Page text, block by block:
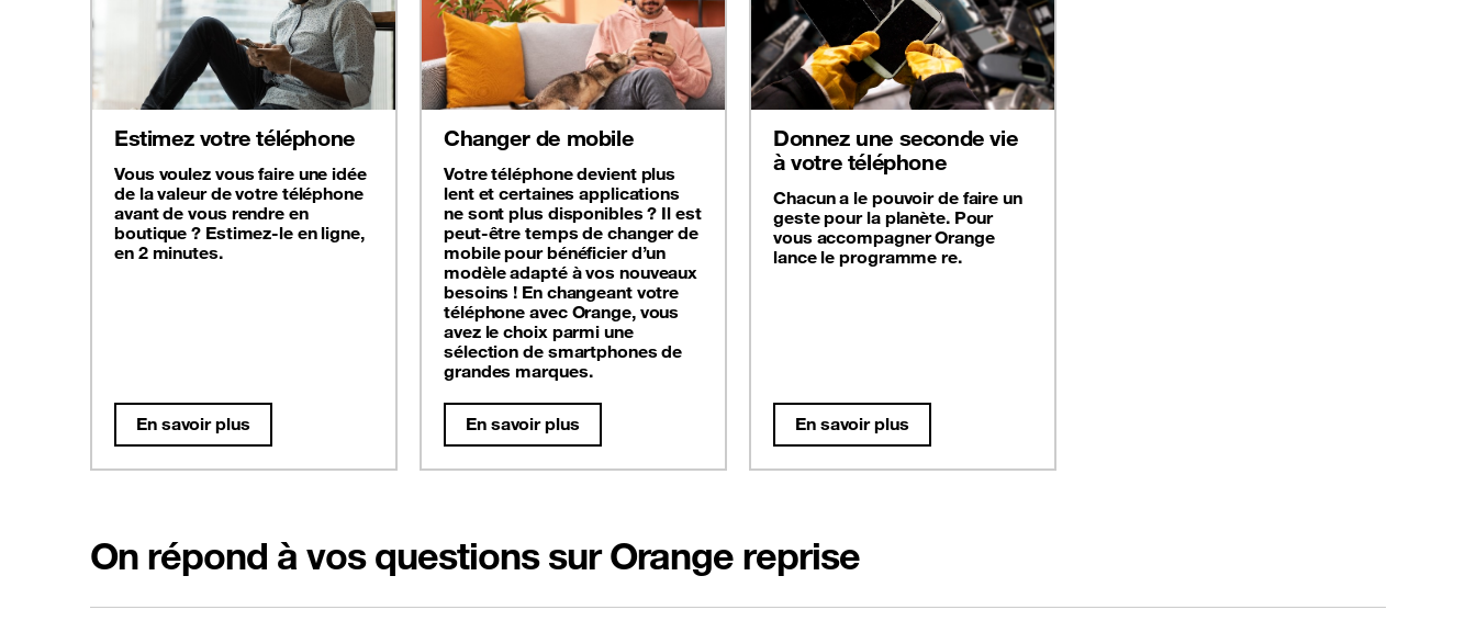
Estimez votre téléphone
Vous voulez vous faire une idée
de la valeur de votre téléphone
avant de vous rendre en
boutique ? Estimez-le en ligne,
en 2 minutes.
En savoir plus
Changer de mobile
Votre téléphone devient plus
lent et certaines applications
ne sont plus disponibles ? Il est
peut-être temps de changer de
mobile pour bénéficier d’un
modèle adapté à vos nouveaux
besoins ! En changeant votre
téléphone avec Orange, vous
avez le choix parmi une
sélection de smartphones de
grandes marques.
En savoir plus
Donnez une seconde vie
à votre téléphone
Chacun a le pouvoir de faire un
geste pour la planète. Pour
vous accompagner Orange
lance le programme re.
En savoir plus
On répond à vos questions sur Orange reprise